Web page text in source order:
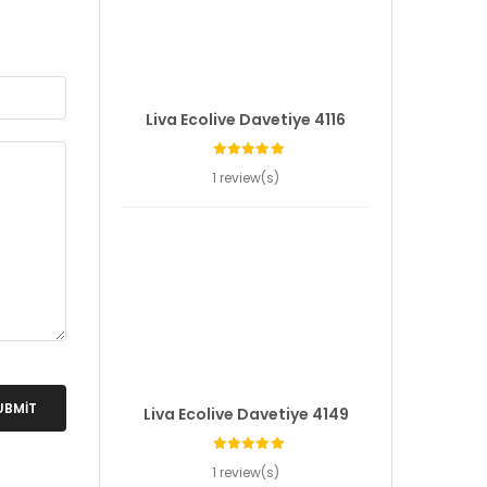
Liva Ecolive Davetiye 4116
1 review(s)
Liva Ecolive Davetiye 4149
1 review(s)